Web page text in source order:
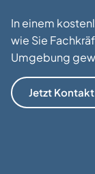
In einem
wie Sie
Umgebung
Jetzt